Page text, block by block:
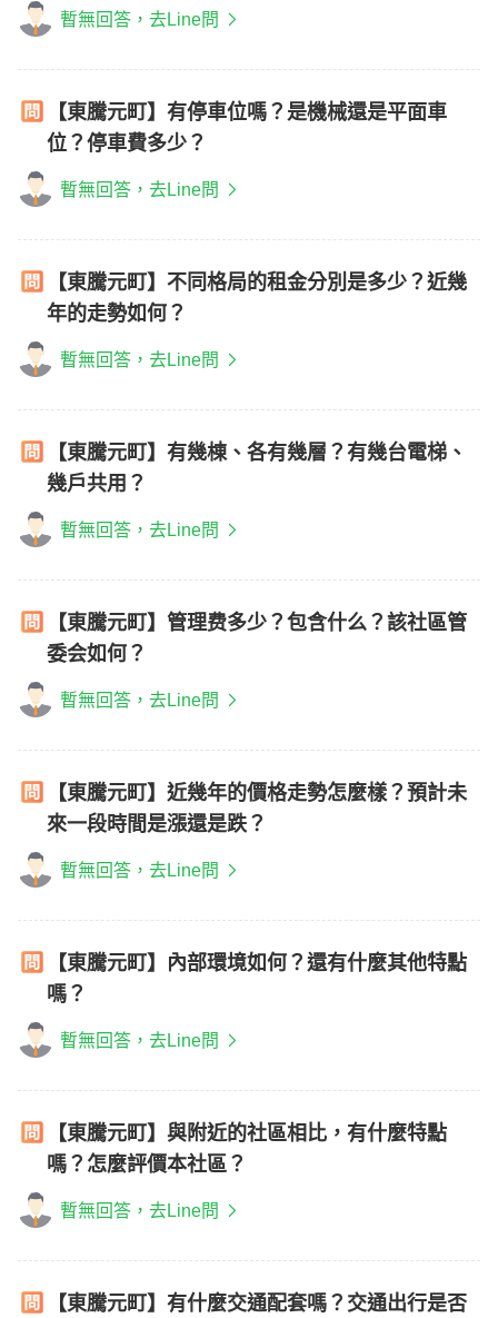
暫無回答，去Line問
【東騰元町】有停車位嗎？是機械還是平面車
位？停車費多少？
暫無回答，去Line問
【東騰元町】不同格局的租金分別是多少？近幾
年的走勢如何？
暫無回答，去Line問
【東騰元町】有幾棟、各有幾層？有幾台電梯、
幾戶共用？
暫無回答，去Line問
【東騰元町】管理费多少？包含什么？該社區管
委会如何？
暫無回答，去Line問
【東騰元町】近幾年的價格走勢怎麼樣？預計未
來一段時間是漲還是跌？
暫無回答，去Line問
【東騰元町】內部環境如何？還有什麼其他特點
嗎？
暫無回答，去Line問
【東騰元町】與附近的社區相比，有什麼特點
嗎？怎麼評價本社區？
暫無回答，去Line問
【東騰元町】有什麼交通配套嗎？交通出行是否